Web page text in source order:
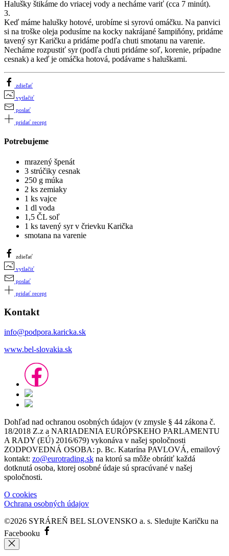
Halušky štikáme do vriacej vody a necháme variť (cca 7 minút).
3.
Keď máme halušky hotové, urobíme si syrovú omáčku. Na panvici
si na troške oleja podusíme na kocky nakrájané šampiňóny, pridáme
tavený syr Karičku a pridáme podľa chuti smotanu na varenie.
Necháme rozpustiť syr (podľa chuti pridáme soľ, korenie, prípadne
cesnak) a keď je omáčka hotová, podávame s haluškami.
zdieľať
vytlačiť
poslať
pridať recept
Potrebujeme
mrazený špenát
3 strúčiky cesnak
250 g múka
2 ks zemiaky
1 ks vajce
1 dl voda
1,5 ČL soľ
1 ks tavený syr v črievku Karička
smotana na varenie
zdieľať
vytlačiť
poslať
pridať recept
Kontakt
info@podpora.karicka.sk
www.bel-slovakia.sk
Dohľad nad ochranou osobných údajov (v zmysle § 44 zákona č.
18/2018 Z.z a NARIADENIA EURÓPSKEHO PARLAMENTU
A RADY (EÚ) 2016/679) vykonáva v našej spoločnosti
ZODPOVEDNÁ OSOBA: p. Bc. Katarína PAVLOVÁ, emailový
kontakt: zo@eurotrading.sk na ktorú sa môže obrátiť každá
dotknutá osoba, ktorej osobné údaje sú spracúvané v našej
spoločnosti.
O cookies
Ochrana osobných údajov
©2026 SYRÁREŇ BEL SLOVENSKO a. s. Sledujte Karičku na
Facebooku